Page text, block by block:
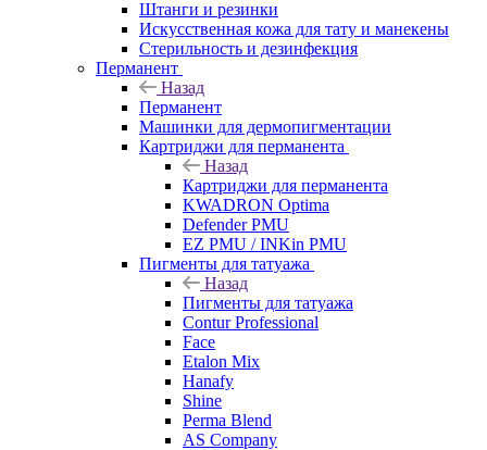
Штанги и резинки
Искусственная кожа для тату и манекены
Стерильность и дезинфекция
Перманент
Назад
Перманент
Машинки для дермопигментации
Картриджи для перманента
Назад
Картриджи для перманента
KWADRON Optima
Defender PMU
EZ PMU / INKin PMU
Пигменты для татуажа
Назад
Пигменты для татуажа
Contur Professional
Face
Etalon Mix
Hanafy
Shine
Perma Blend
AS Company